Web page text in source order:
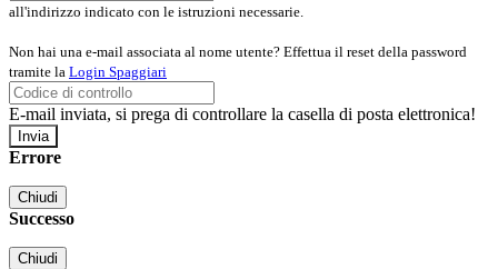
all'indirizzo indicato con le istruzioni necessarie.
Non hai una e-mail associata al nome utente? Effettua il reset della password
tramite la Login Spaggiari
E-mail inviata, si prega di controllare la casella di posta elettronica!
Errore
Chiudi
Successo
Chiudi